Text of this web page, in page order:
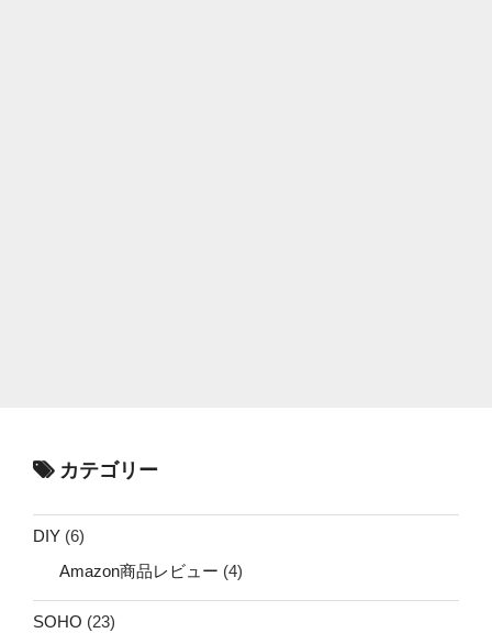
カテゴリー
DIY (6)
Amazon商品レビュー (4)
SOHO (23)